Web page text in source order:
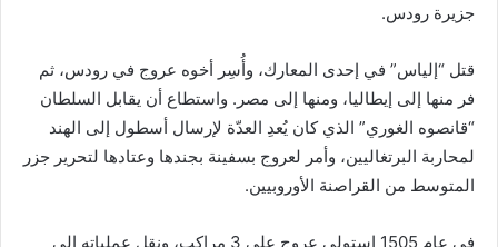
جزيرة رودس.
قتل “إلياس” في إحدى المعارك، وأُسِر أخوه عروج في رودس، ثم
فر منها إلى إيطاليا، ومنها إلى مصر. واستطاع أن يقابل السلطان
“قانصوه الغوري” الذي كان يُعدِ العدّة لإرسال أسطول إلى الهند
لمحاربة البرتغاليين، وأمر لعروج بسفينة بجندها وعتادها لتحرير جزر
المتوسط من القراصنة الأوروبيين.
في عام 1505 استولى عروج على 3 مراكب، ونقل عملياته إلى